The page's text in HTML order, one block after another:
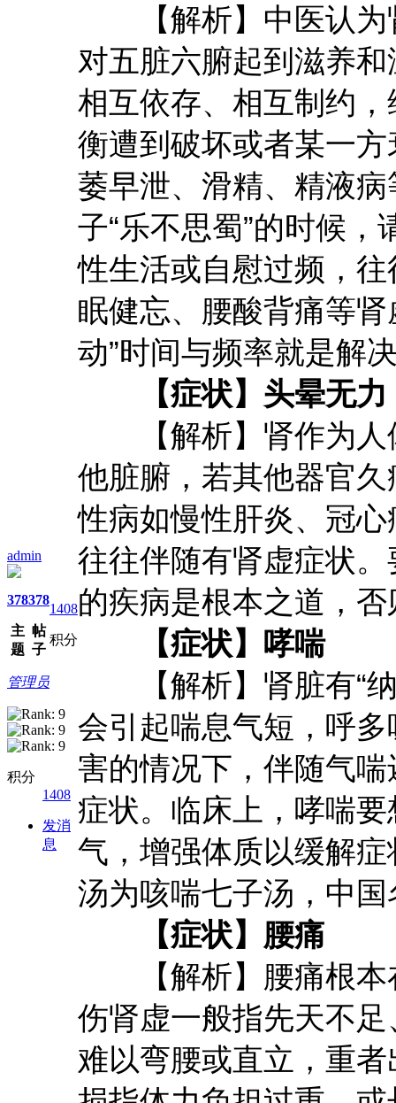
admin
378
主
题
378
帖
子
1408
积分
管理员
积分
1408
发消
息
【解析】中医认为
对五脏六腑起到滋养
相互依存、相互制约
衡遭到破坏或者某一
萎早泄、滑精、精液
子“乐不思蜀”的时候，
性生活或自慰过频，
眠健忘、腰酸背痛等
动”时间与频率就是解
【症状】头晕无
【解析】肾作为人
他脏腑，若其他器官
性病如慢性肝炎、冠
往往伴随有肾虚症状
的疾病是根本之道，否
【症状】哮喘
【解析】肾脏有“纳
会引起喘息气短，呼
害的情况下，伴随气
症状。临床上，哮喘
气，增强体质以缓解
汤为咳喘七子汤，中
【症状】腰痛
【解析】腰痛根本
伤肾虚一般指先天不
难以弯腰或直立，重